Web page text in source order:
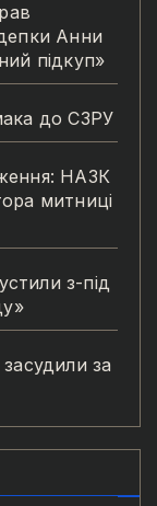
Анни
підкуп»
до СЗРУ
НАЗК
митниці
з-під
за